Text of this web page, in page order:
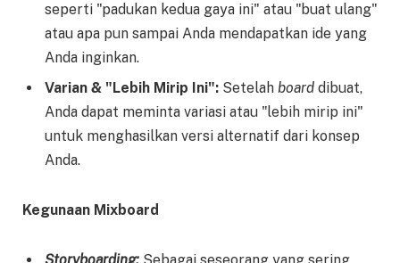
seperti "padukan kedua gaya ini" atau "buat ulang"
atau apa pun sampai Anda mendapatkan ide yang
Anda inginkan.
Varian & "Lebih Mirip Ini": Setelah board dibuat,
Anda dapat meminta variasi atau "lebih mirip ini"
untuk menghasilkan versi alternatif dari konsep
Anda.
Kegunaan Mixboard